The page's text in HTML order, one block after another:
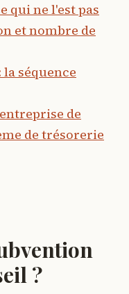
qui ne l'est pas
et nombre de
la séquence
de
de trésorerie
?